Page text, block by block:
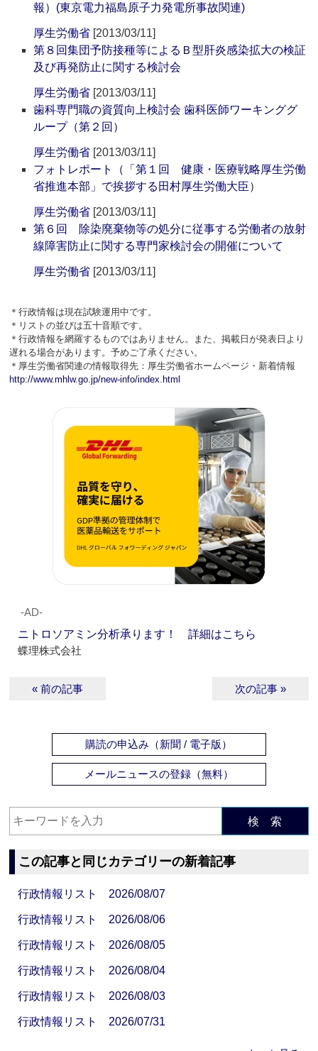
報）(東京電力福島原子力発電所事故関連)
厚生労働省 [2013/03/11]
第８回集団予防接種等によるＢ型肝炎感染拡大の検証
及び再発防止に関する検討会
厚生労働省 [2013/03/11]
歯科専門職の資質向上検討会 歯科医師ワーキンググ
ループ（第２回）
厚生労働省 [2013/03/11]
フォトレポート（「第１回 健康・医療戦略厚生労働
省推進本部」で挨拶する田村厚生労働大臣）
厚生労働省 [2013/03/11]
第６回 除染廃棄物等の処分に従事する労働者の放射
線障害防止に関する専門家検討会の開催について
厚生労働省 [2013/03/11]
＊行政情報は現在試験運用中です。
＊リストの並びは五十音順です。
＊行政情報を網羅するものではありません。また、掲載日が発表日より
遅れる場合があります。予めご了承ください。
＊厚生労働省関連の情報取得先：厚生労働省ホームページ・新着情報
http://www.mhlw.go.jp/new-info/index.html
‐AD‐
ニトロソアミン分析承ります！ 詳細はこちら
蝶理株式会社
« 前の記事 次の記事 »
購読の申込み（新聞 / 電子版）
メールニュースの登録（無料）
検 索
この記事と同じカテゴリーの新着記事
行政情報リスト 2026/08/07
行政情報リスト 2026/08/06
行政情報リスト 2026/08/05
行政情報リスト 2026/08/04
行政情報リスト 2026/08/03
行政情報リスト 2026/07/31